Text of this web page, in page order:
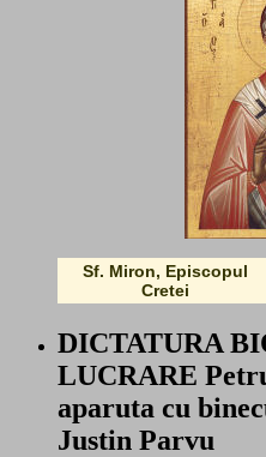
Sf. Miron, Episcopul
Cretei
DICTATURA
LUCRARE
aparuta cu
Justin Parvu